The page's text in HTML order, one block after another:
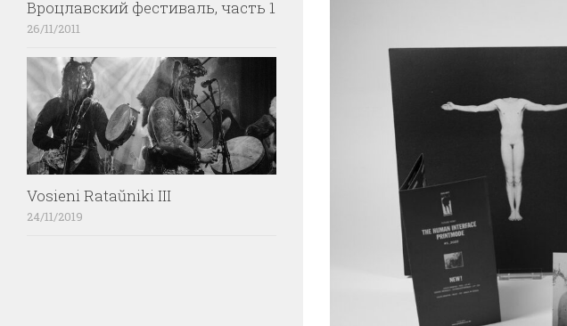
Вроцлавский фестиваль, часть 1
26/11/2011
Vosieni Rataŭniki III
24/11/2019